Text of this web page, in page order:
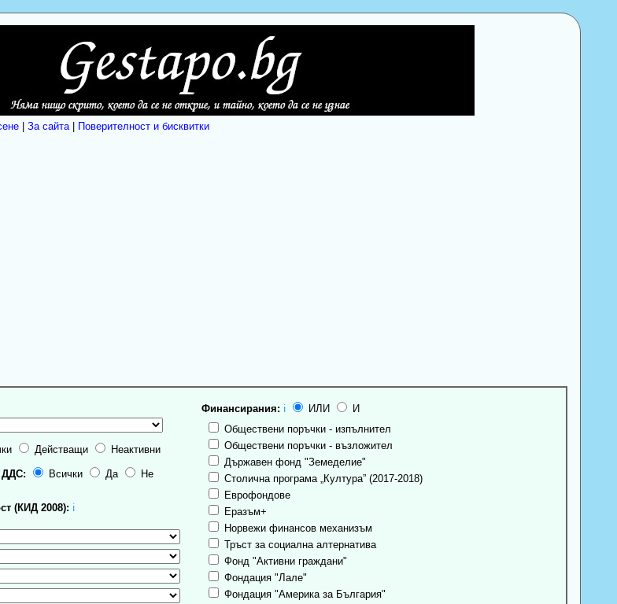
| За сайта| Поверителност и бисквитки
Действащи Неактивни
ДДС: Всички Да Не
(КИД 2008): ℹ
Финансирания: ℹ ИЛИ
И
Обществени поръчки - изпълнител
Обществени поръчки - възложител
Държавен фонд "Земеделие"
Столична програма „Култура” (2017-2018)
Еврофондове
Еразъм+
Норвежи финансов механизъм
Тръст за социална алтернатива
Фонд "Активни граждани"
Фондация "Лале"
Фондация "Америка за България"